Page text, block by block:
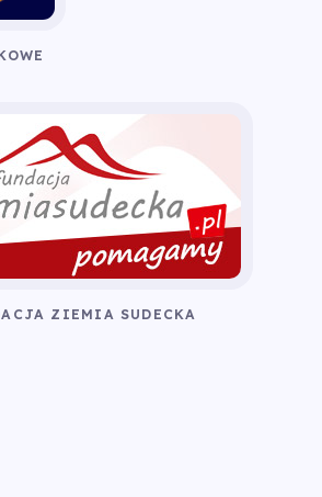
ZIEMIA SUDECKA